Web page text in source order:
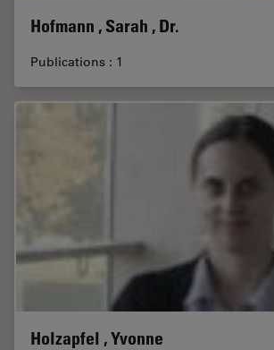
Hofmann , Sarah , Dr.
Publications : 1
Holzapfel , Yvonne